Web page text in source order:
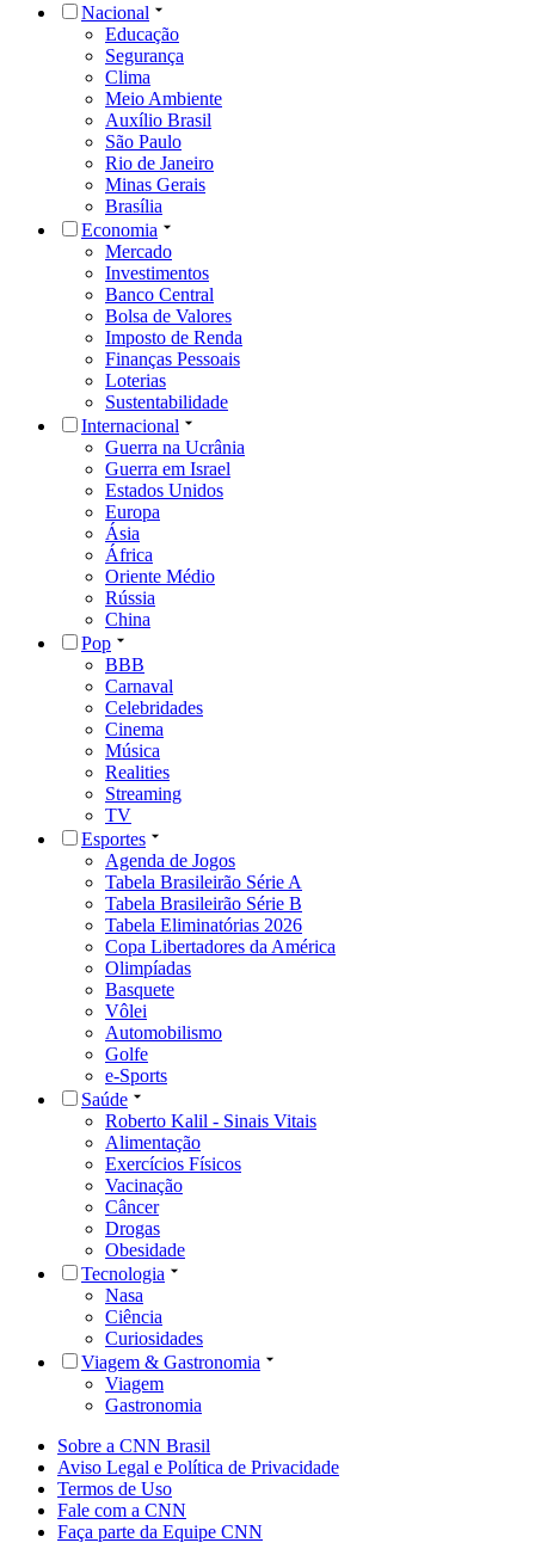
Nacional
Educação
Segurança
Clima
Meio Ambiente
Auxílio Brasil
São Paulo
Rio de Janeiro
Minas Gerais
Brasília
Economia
Mercado
Investimentos
Banco Central
Bolsa de Valores
Imposto de Renda
Finanças Pessoais
Loterias
Sustentabilidade
Internacional
Guerra na Ucrânia
Guerra em Israel
Estados Unidos
Europa
Ásia
África
Oriente Médio
Rússia
China
Pop
BBB
Carnaval
Celebridades
Cinema
Música
Realities
Streaming
TV
Esportes
Agenda de Jogos
Tabela Brasileirão Série A
Tabela Brasileirão Série B
Tabela Eliminatórias 2026
Copa Libertadores da América
Olimpíadas
Basquete
Vôlei
Automobilismo
Golfe
e-Sports
Saúde
Roberto Kalil - Sinais Vitais
Alimentação
Exercícios Físicos
Vacinação
Câncer
Drogas
Obesidade
Tecnologia
Nasa
Ciência
Curiosidades
Viagem & Gastronomia
Viagem
Gastronomia
Sobre a CNN Brasil
Aviso Legal e Política de Privacidade
Termos de Uso
Fale com a CNN
Faça parte da Equipe CNN